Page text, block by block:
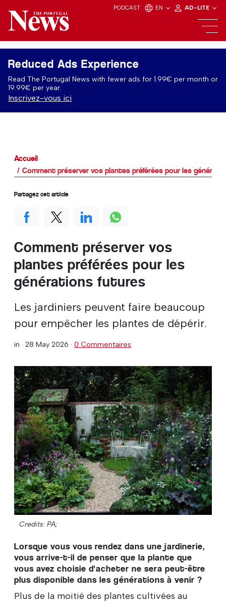
PODCAST EN AD-LITE
Reduced Ads Experience
Read The Portugal News with fewer ads for 1.99€ per month or
19.99€ per year.
Inscrivez-vous ici
Accueil
Comment préserver vos plantes préférées pour les
Comment préserver vos
plantes préférées pour les
générations futures
Les jardiniers peuvent faire beaucoup
pour empêcher les plantes de dépérir.
in · 28 May 2026 · 0 Commentaires
Credits: PA;
Lorsque vous vous rendez dans une jardinerie,
vous arrive-t-il de penser que la plante que
vous avez choisie d'acheter ne sera peut-être
plus disponible dans les générations à venir ?
Plus de la moitié des plantes cultivées au
Partagez cet article